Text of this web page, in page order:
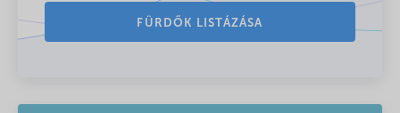
FÜRDŐK LISTÁZÁSA